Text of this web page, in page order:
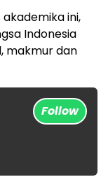
ini,
Indonesia
makmur dan
Follow